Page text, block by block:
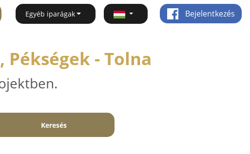
Egyéb iparágak Bejelentkezés
- Tolna
Keresés